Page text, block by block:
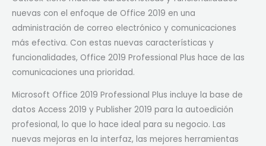
nuevas con el enfoque de Office 2019 en una
administración de correo electrónico y comunicaciones
más efectiva. Con estas nuevas características y
funcionalidades, Office 2019 Professional Plus hace de las
comunicaciones una prioridad.
Microsoft Office 2019 Professional Plus incluye la base de
datos Access 2019 y Publisher 2019 para la autoedición
profesional, lo que lo hace ideal para su negocio. Las
nuevas mejoras en la interfaz, las mejores herramientas